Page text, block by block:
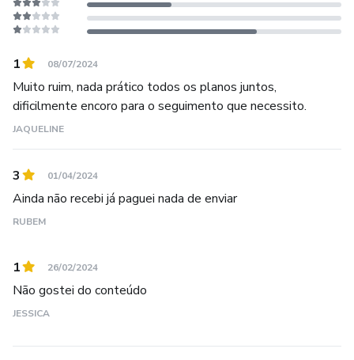
1 08/07/2024
Muito ruim, nada prático todos os planos juntos,
dificilmente encoro para o seguimento que necessito.
JAQUELINE
3 01/04/2024
Ainda não recebi já paguei nada de enviar
RUBEM
1 26/02/2024
Não gostei do conteúdo
JESSICA